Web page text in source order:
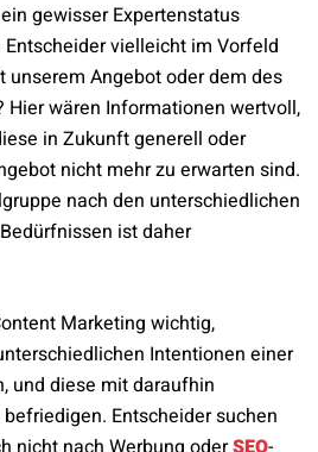
gewisser Expertenstatus
vielleicht im Vorfeld
unserem Angebot oder dem des
Hier wären Informationen wertvoll,
in Zukunft generell oder
nicht mehr zu erwarten sind.
nach den unterschiedlichen
ist daher
Marketing wichtig,
Intentionen einer
und diese mit daraufhin
Entscheider suchen